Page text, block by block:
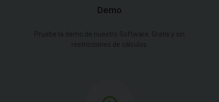
Demo
Pruebe la demo de nuestro Software. Gratis y sin
restricciones de cálculos.